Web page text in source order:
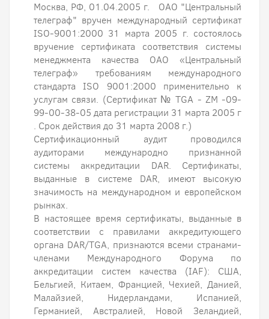
Москва, РФ, 01.04.2005 г. ОАО "Центральный
телеграф" вручен международный сертификат
ISO-9001:2000 31 марта 2005 г. состоялось
вручение сертификата соответствия системы
менеджмента качества ОАО «Центральный
телеграф» требованиям международного
стандарта ISO 9001:2000 применительно к
услугам связи. (Сертификат № TGA - ZM -09-
99-00-38-05 дата регистрации 31 марта 2005 г
. Срок действия до 31 марта 2008 г.)
Сертификационный аудит проводился
аудиторами международно признанной
системы аккредитации DAR. Сертификаты,
выданные в системе DAR, имеют высокую
значимость на международном и европейском
рынках.
В настоящее время сертификаты, выданные в
соответствии с правилами аккредитующего
органа DAR/TGA, признаются всеми странами-
членами Международного Форума по
аккредитации систем качества (IAF): США,
Бельгией, Китаем, Францией, Чехией, Данией,
Малайзией, Нидерландами, Испанией,
Германией, Австралией, Новой Зеландией,